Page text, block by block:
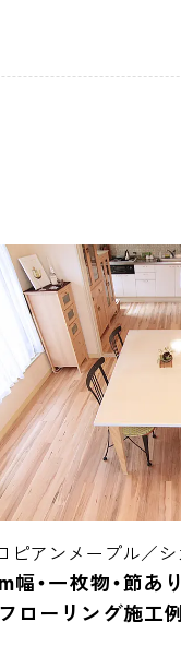
ピアンメープル／シ
幅・一枚物・節あ
ローリング施工例